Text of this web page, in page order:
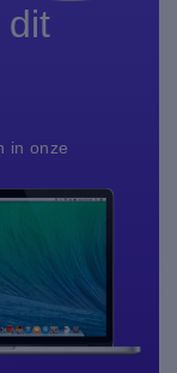
dit
in onze